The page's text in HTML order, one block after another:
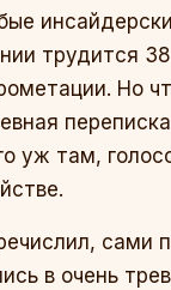
трудится
Но
уж там,
сами
в очень